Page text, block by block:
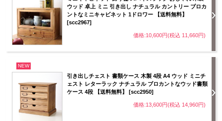
ウッド 卓上 ミニ 引き出し ナチュラル カントリー ブロカ
ントなミニキャビネット 1ドロワー 【送料無料】
[scc2967]
価格:10,600円(税込 11,660円)
NEW
引き出しチェスト 書類ケース 木製 4段 A4 ウッド ミニチ
ェスト レターラック ナチュラル ブロカントなウッド書類
ケース 4段 【送料無料】 [scc2950]
価格:13,600円(税込 14,960円)